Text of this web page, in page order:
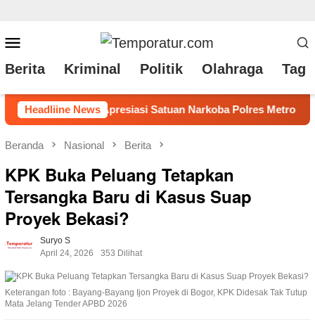
ke
konten
Mobile
Berita Kriminal Politik Olahraga Tag
Headliine News
Polres Metro Bekadi Amankan 17 Kg Ganja Bravooo
Beranda Nasional Berita
KPK Buka Peluang Tetapkan
Tersangka Baru di Kasus Suap
Proyek Bekasi?
Suryo S
April 24, 2026
353 Dilihat
Keterangan foto : Bayang-Bayang Ijon Proyek di Bogor, KPK Didesak Tak Tutup
Mata Jelang Tender APBD 2026